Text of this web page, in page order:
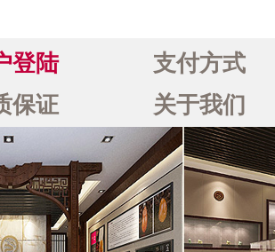
登陆
支付方式
保证
关于我们